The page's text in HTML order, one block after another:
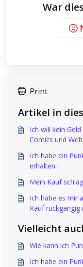
War
Print
Artikel in
Ich will kein
Comics und
Ich habe ein
erhalten.
Mein Kauf
Ich habe es mir
Kauf rückgängig
Vielleicht
Wie kann ich
Ich habe ein